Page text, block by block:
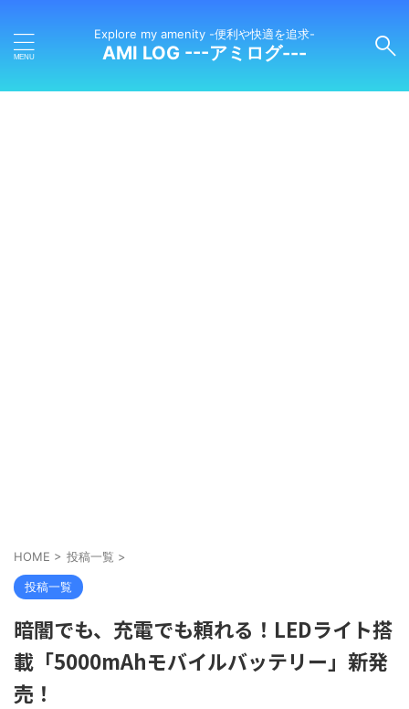
Explore my amenity -便利や快適を追求-
AMI LOG ---アミログ---
HOME > 投稿一覧 >
投稿一覧
暗闇でも、充電でも頼れる！LEDライト搭
載「5000mAhモバイルバッテリー」新発
売！